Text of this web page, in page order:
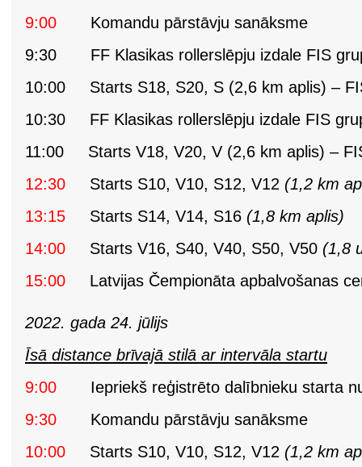
9:00 Komandu pārstāvju sanāksme
9:30 FF Klasikas rollerslēpju izdale FIS
10:00 Starts S18, S20, S (2,6 km aplis) –
10:30 FF Klasikas rollerslēpju izdale FIS
11:00 Starts V18, V20, V (2,6 km aplis) –
12:30
Starts S10, V10, S12, V12 (1,2 km
13:15
Starts S14, V14, S16 (1,8 km aplis)
14:00
Starts V16, S40, V40, S50, V50 (1,8
15:00 Latvijas Čempionāta apbalvošanas
2022. gada 24. jūlijs
Īsā distance brīvajā stilā ar intervāla startu
9:00 Iepriekš reģistrēto dalībnieku starta
9:30 Komandu pārstāvju sanāksme
10:00
Starts S10, V10, S12, V12 (1,2 km